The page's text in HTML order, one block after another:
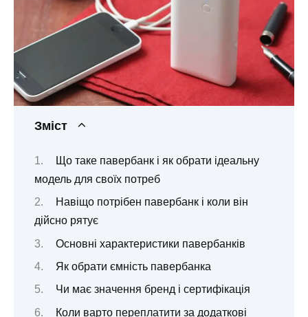
Зміст
Що таке павербанк і як обрати ідеальну
модель для своїх потреб
Навіщо потрібен павербанк і коли він
дійсно рятує
Основні характеристики павербанків
Як обрати ємність павербанка
Чи має значення бренд і сертифікація
Коли варто переплатити за додаткові